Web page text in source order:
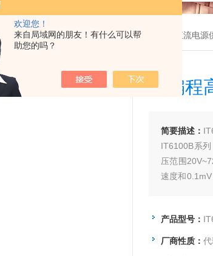
欢迎您！
来自局域网的朋友！有什么可以帮
助您的吗？
您现在的位置：首页>产品展示 直流电源
可编程
简要描述：
IT6100B系
压范围
速度和
口
产品型号：
厂商性质：